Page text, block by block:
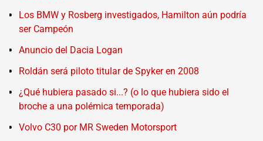
Los BMW y Rosberg investigados, Hamilton aún podría
ser Campeón
Anuncio del Dacia Logan
Roldán será piloto titular de Spyker en 2008
¿Qué hubiera pasado si...? (o lo que hubiera sido el
broche a una polémica temporada)
Volvo C30 por MR Sweden Motorsport